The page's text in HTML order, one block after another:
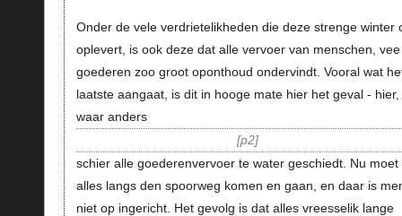
Onder de vele verdrietelikheden die deze strenge winter
oplevert, is ook deze dat alle vervoer van menschen,
goederen zoo groot oponthoud ondervindt. Vooral wat
laatste aangaat, is dit in hooge mate hier het geval - hier,
waar anders
p2
schier alle goederenvervoer te water geschiedt. Nu moet
alles langs den spoorweg komen en gaan, en daar is
niet op ingericht. Het gevolg is dat alles vreesselik lange